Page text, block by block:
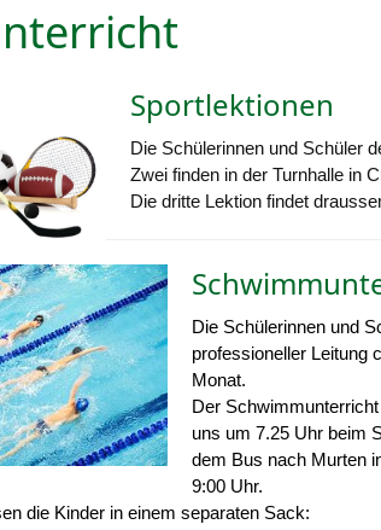
Sportlektionen
Die Schülerinnen und Schüler
Zwei finden in der Turnhalle in
Die dritte Lektion findet
Die Schülerinnen und
professioneller Leitung
Monat.
Der
uns um 7.25 Uhr beim
dem Bus nach Murten
9:00 Uhr.
die Kinder in einem separaten Sack: